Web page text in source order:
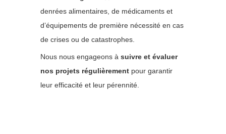
denrées alimentaires, de médicaments et
d’équipements de première nécessité en cas
de crises ou de catastrophes.
Nous nous engageons à suivre et évaluer
nos projets régulièrement pour garantir
leur efficacité et leur pérennité.